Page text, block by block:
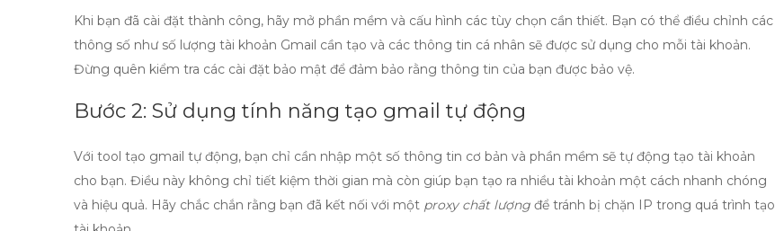
Khi bạn đã cài đặt thành công, hãy mở phần mềm và cấu hình các tùy chọn cần thiết. Bạn có thể điều chỉnh các
thông số như số lượng tài khoản Gmail cần tạo và các thông tin cá nhân sẽ được sử dụng cho mỗi tài khoản.
Đừng quên kiểm tra các cài đặt bảo mật để đảm bảo rằng thông tin của bạn được bảo vệ.
Bước 2: Sử dụng tính năng tạo gmail tự động
Với tool tạo gmail tự động, bạn chỉ cần nhập một số thông tin cơ bản và phần mềm sẽ tự động tạo tài khoản
cho bạn. Điều này không chỉ tiết kiệm thời gian mà còn giúp bạn tạo ra nhiều tài khoản một cách nhanh chóng
và hiệu quả. Hãy chắc chắn rằng bạn đã kết nối với một proxy chất lượng để tránh bị chặn IP trong quá trình tạo